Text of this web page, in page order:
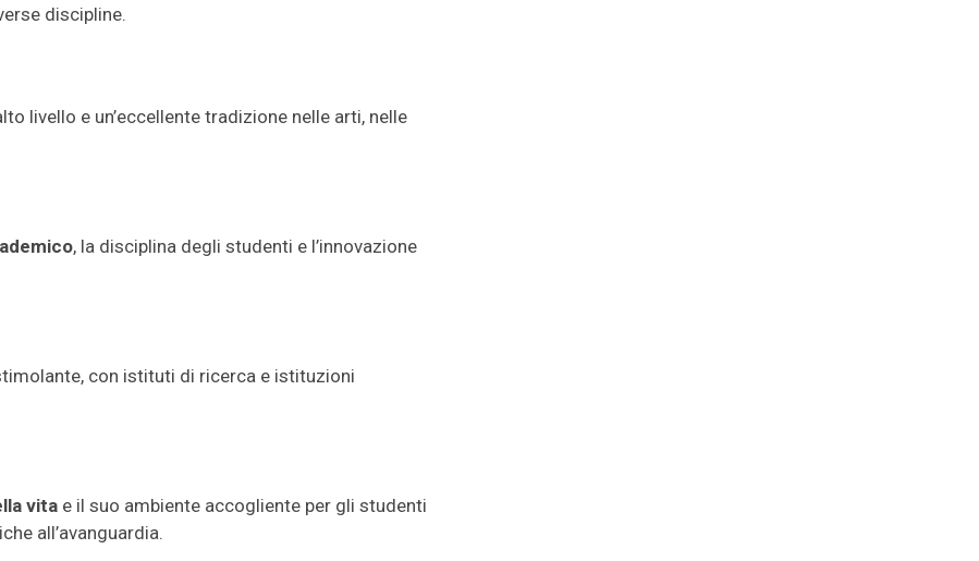
discipline.
livello e un’eccellente tradizione nelle arti, nelle
, la disciplina degli studenti e l’innovazione
con istituti di ricerca e istituzioni
vita e il suo ambiente accogliente per gli studenti
all’avanguardia.